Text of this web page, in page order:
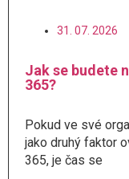
31. 07. 2026
Jak se budete
365?
Pokud ve své
jako druhý faktor
365, je čas se